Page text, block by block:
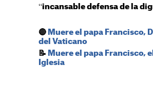
“incansable defensa de la
🔴 Muere el papa Francisco,
del Vaticano
📝 Muere el papa Francisco,
Iglesia